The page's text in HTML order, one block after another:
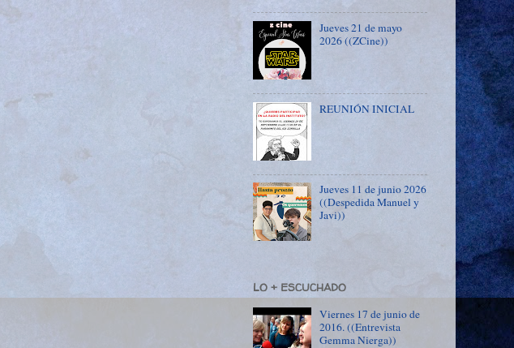
Jueves 21 de mayo
2026 ((ZCine))
REUNIÓN INICIAL
Jueves 11 de junio 2026
((Despedida Manuel y
Javi))
LO + ESCUCHADO
Viernes 17 de junio de
2016. ((Entrevista
Gemma Nierga))